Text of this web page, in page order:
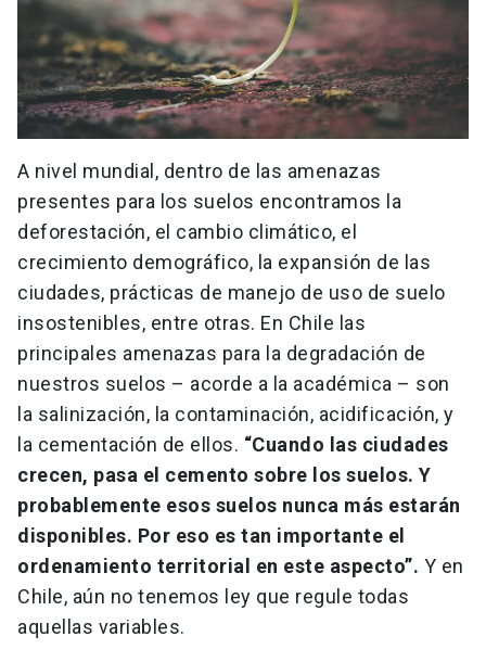
A nivel mundial, dentro de las amenazas
presentes para los suelos encontramos la
deforestación, el cambio climático, el
crecimiento demográfico, la expansión de las
ciudades, prácticas de manejo de uso de suelo
insostenibles, entre otras. En Chile las
principales amenazas para la degradación de
nuestros suelos – acorde a la académica – son
la salinización, la contaminación, acidificación, y
la cementación de ellos. “Cuando las ciudades
crecen, pasa el cemento sobre los suelos. Y
probablemente esos suelos nunca más estarán
disponibles. Por eso es tan importante el
ordenamiento territorial en este aspecto”. Y en
Chile, aún no tenemos ley que regule todas
aquellas variables.